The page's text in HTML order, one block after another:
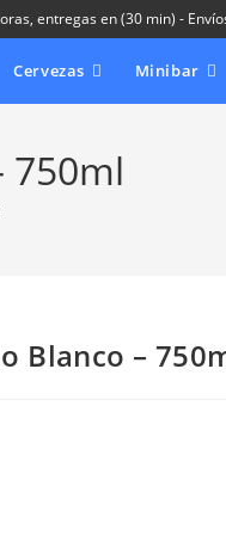
entregas en (30 min) -
Cervezas Minibar
750ml
Blanco –